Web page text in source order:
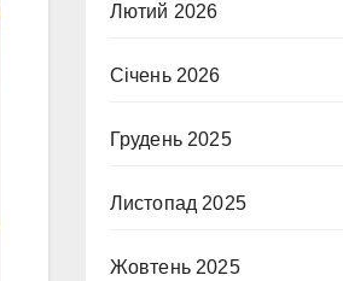
Лютий 2026
Січень 2026
Грудень 2025
Листопад 2025
Жовтень 2025